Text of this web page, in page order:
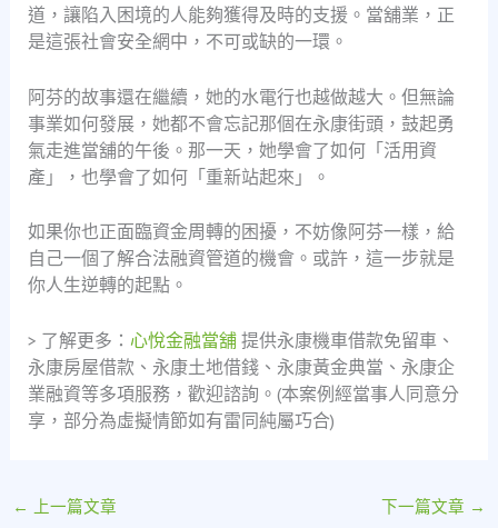
道，讓陷入困境的人能夠獲得及時的支援。當舖業，正
是這張社會安全網中，不可或缺的一環。
阿芬的故事還在繼續，她的水電行也越做越大。但無論
事業如何發展，她都不會忘記那個在永康街頭，鼓起勇
氣走進當舖的午後。那一天，她學會了如何「活用資
產」，也學會了如何「重新站起來」。
如果你也正面臨資金周轉的困擾，不妨像阿芬一樣，給
自己一個了解合法融資管道的機會。或許，這一步就是
你人生逆轉的起點。
> 了解更多： 心悅金融當舖提供永康機車借款免留車、
永康房屋借款、永康土地借錢、永康黃金典當、永康企
業融資等多項服務，歡迎諮詢。(本案例經當事人同意分
享，部分為虛擬情節如有雷同純屬巧合)
← 上一篇文章 下一篇文章 →